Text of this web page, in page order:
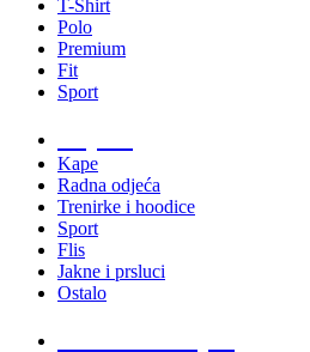
T-Shirt
Polo
Premium
Fit
Sport
Kape
Radna odjeća
Trenirke i hoodice
Sport
Flis
Jakne i prsluci
Ostalo